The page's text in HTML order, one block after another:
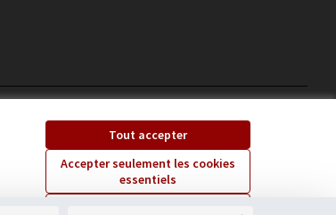
Tout accepter
Accepter seulement les cookies
essentiels
(Lien externe)(Lien externe)
Licence Creative
(Lien externe)